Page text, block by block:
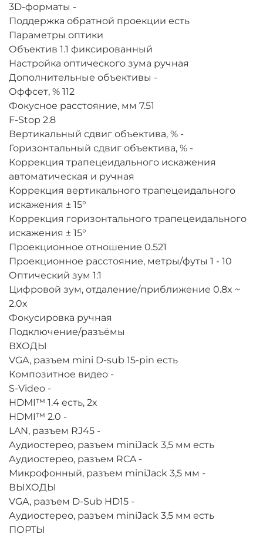
3D-форматы -
Поддержка обратной проекции есть
Параметры оптики
Объектив 1.1 фиксированный
Настройка оптического зума ручная
Дополнительные объективы -
Оффсет, % 112
Фокусное расстояние, мм 7.51
F-Stop 2.8
Вертикальный сдвиг объектива, % -
Горизонтальный сдвиг объектива, % -
Коррекция трапецеидального искажения
автоматическая и ручная
Коррекция вертикального трапецеидального
искажения ± 15°
Коррекция горизонтального трапецеидального
искажения ± 15°
Проекционное отношение 0.521
Проекционное расстояние, метры/футы 1 - 10
Оптический зум 1:1
Цифровой зум, отдаление/приближение 0.8x ~
2.0x
Фокусировка ручная
Подключение/разъёмы
ВХОДЫ
VGA, разъем mini D-sub 15-pin есть
Композитное видео -
S-Video -
HDMI™ 1.4 есть, 2х
HDMI™ 2.0 -
LAN, разъем RJ45 -
Аудиостерео, разъем miniJack 3,5 мм есть
Аудиостерео, разъем RCA -
Микрофонный, разъем miniJack 3,5 мм -
ВЫХОДЫ
VGA, разъем D-Sub HD15 -
Аудиостерео, разъем miniJack 3,5 мм есть
ПОРТЫ